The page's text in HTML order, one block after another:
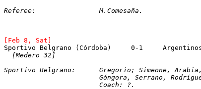
Referee:		M.Comesaña.
[Feb 8, Sat]
Sportivo Belgrano
[Medero 32]
Sportivo Belgrano:	Gregorio;
Góngora, Serrano,
			Coach: ?.